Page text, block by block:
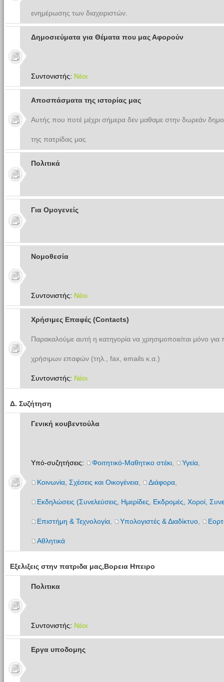
ενημέρωσης των διαχειριστών.
Δημοσιεύματα για Θέματα που μας Αφορούν
Συντονιστής: Νέοι
Αποσπάσματα της ιστορίας μας
Αυτής που ποτέ μέχρι σήμερα δεν μαθαμε στην δωρεάν
της πατρίδας μας
Πολιτικά
Για Ομογενείς
Νομοθεσία
Συντονιστής: Νέοι
Χρήσιμες Επαφές (Contacts)
Παρακαλούμε αυτή η κατηγορία να χρησιμοποιείται μόνο
χρήσιμων επαφών (τηλ., fax, emails κ.α.)
Συντονιστής: Νέοι
Δ. Συζήτηση
Γενική κουβεντούλα
Υπό-συζητήσεις: Φοιτητικό-Μαθητικο στέκι, Υγεία,
Κοινωνία, Σχέσεις και Οικογένεια, Διάφορα,
Εκδηλώσεις (Συνελεύσεις, Ημερίδες, Εκδρομές, Χοροί,
Επιστήμη & Τεχνολογία, Υπολογιστές & Διαδίκτυο,
Αθλητικά
Εξελιξεις στην πατριδα μας,Βορεια Ηπειρο
Πολιτικα
Συντονιστής: Νέοι
Εργα υποδομης